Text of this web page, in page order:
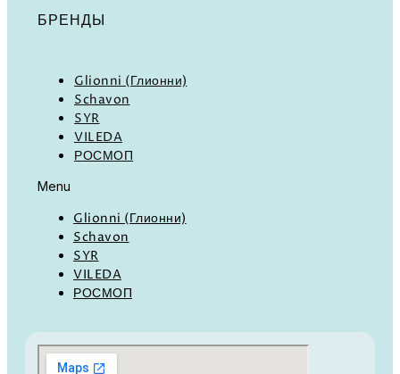
БРЕНДЫ
Glionni (Глионни)
Schavon
SYR
VILEDA
РОСМОП
Menu
Glionni (Глионни)
Schavon
SYR
VILEDA
РОСМОП